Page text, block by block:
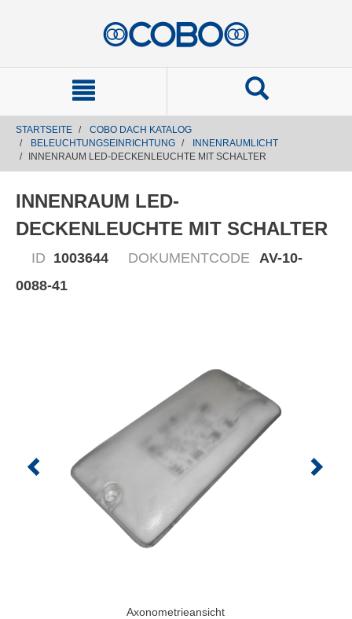
STARTSEITE
COBO DACH KATALOG
BELEUCHTUNGSEINRICHTUNG
INNENRAUMLICHT
INNENRAUM LED-DECKENLEUCHTE MIT SCHALTER
INNENRAUM LED-
DECKENLEUCHTE MIT SCHALTER
ID 1003644 DOKUMENTCODE AV-10-
0088-41
Axonometrieansicht